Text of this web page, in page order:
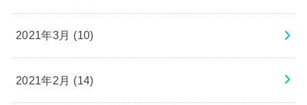
2021年3月 (10)
2021年2月 (14)